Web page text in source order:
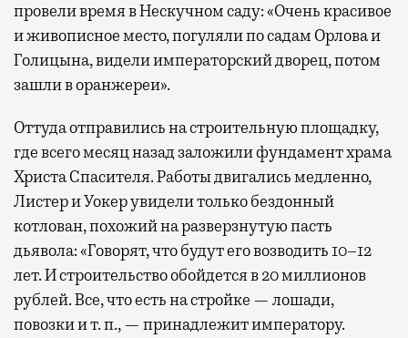
провели время в Нескучном саду: «Очень красивое
и живописное место, погуляли по садам Орлова и
Голицына, видели императорский дворец, потом
зашли в оранжереи».
Оттуда отправились на строительную площадку,
где всего месяц назад заложили фундамент храма
Христа Спасителя. Работы двигались медленно,
Листер и Уокер увидели только бездонный
котлован, похожий на разверзнутую пасть
дьявола: «Говорят, что будут его возводить 10–12
лет. И строительство обойдется в 20 миллионов
рублей. Все, что есть на стройке — лошади,
повозки и т. п., — принадлежит императору.